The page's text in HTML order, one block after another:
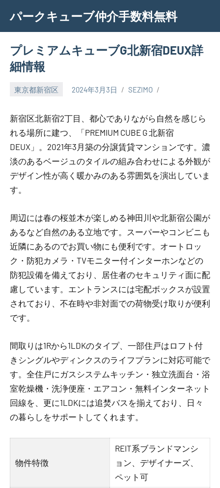
content
パークキューブ仲介手数料無料
プレミアムキューブG北新宿DEUX詳
細情報
東京都新宿区 2024年3月3日 SEZIMO
新宿区北新宿2丁目、都心でありながら自然を感じら
れる場所に建つ、「PREMIUM CUBE G 北新宿
DEUX」。2021年3月築の分譲賃貸マンションです。濃
淡のあるベージュのタイルの組み合わせによる外観が
デザイン性が高く暖かみのある雰囲気を演出していま
す。
周辺には春の桜並木が楽しめる神田川や北新宿公園が
あるなど自然のある立地です。スーパーやコンビニも
近隣にあるのでお買い物にも便利です。オートロッ
ク・防犯カメラ・TVモニター付インターホンなどの
防犯設備を備えており、居住者のセキュリティ面に配
慮しています。エントランスには宅配ボックスが設置
されており、不在時や非対面での荷物受け取りが便利
です。
間取りは1Rから1LDKのタイプ、一部住戸はロフト付
きシングルやディンクスのライフプランに対応可能で
す。全住戸にガスシステムキッチン・独立洗面台・浴
室乾燥機・洗浄便座・エアコン・無料インターネット
回線を、更に1LDKには追焚バスを揃えており、日々
の暮らしをサポートしてくれます。
物件特徴
REIT系ブランドマンシ
ョン、デザイナーズ、
ペット可